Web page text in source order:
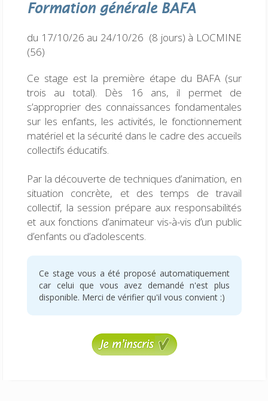
Formation généraleBAFA
du 17/10/26 au 24/10/26 (8 jours) à LOCMINE
(56)
Ce stage est la première étape du BAFA (sur
trois au total). Dès 16 ans, il permet de
s’approprier des connaissances fondamentales
sur les enfants, les activités, le fonctionnement
matériel et la sécurité dans le cadre des accueils
collectifs éducatifs.
Par la découverte de techniques d’animation, en
situation concrète, et des temps de travail
collectif, la session prépare aux responsabilités
et aux fonctions d’animateur vis-à-vis d’un public
d’enfants ou d’adolescents.
Ce stage vous a été proposé automatiquement
car celui que vous avez demandé n'est plus
disponible. Merci de vérifier qu'il vous convient :)